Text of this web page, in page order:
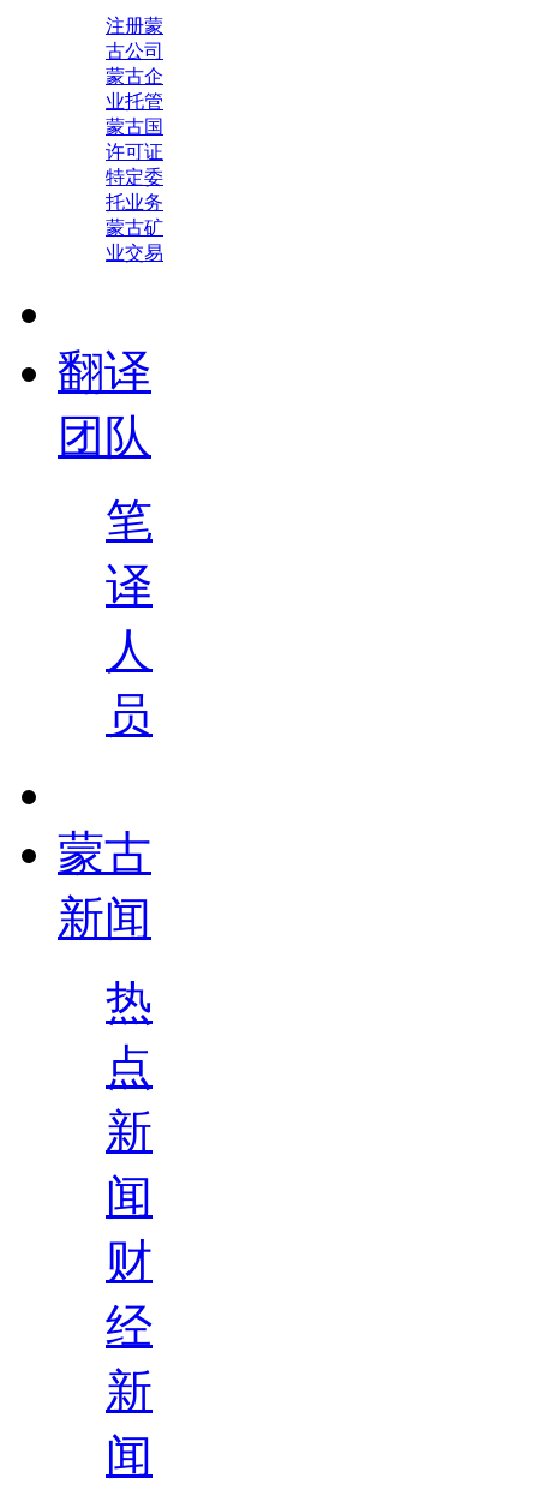
注册蒙
古公司
蒙古企
业托管
蒙古国
许可证
特定委
托业务
蒙古矿
业交易
翻译
团队
笔
译
人
员
蒙古
新闻
热
点
新
闻
财
经
新
闻